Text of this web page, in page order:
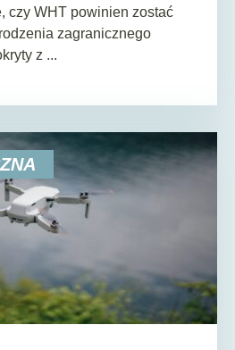
czy WHT powinien zostać
zagranicznego
z ...